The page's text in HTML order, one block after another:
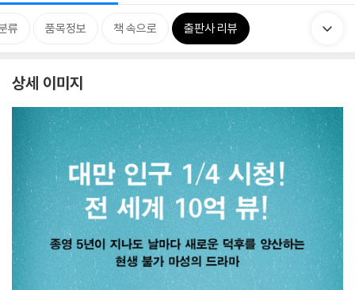
류 품목정보 책 속으로 출판사 리뷰
상세 이미지